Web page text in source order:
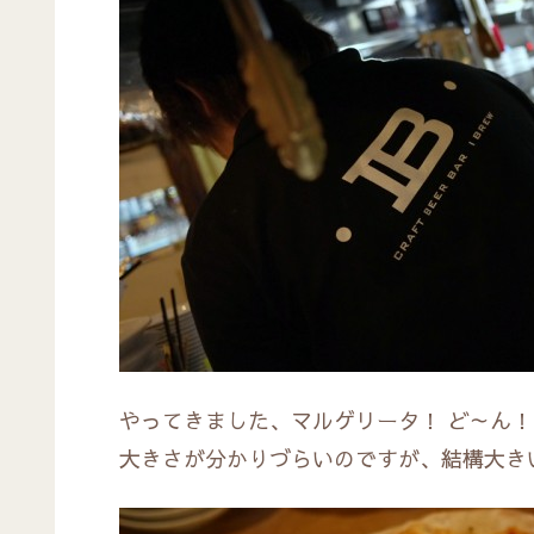
やってきました、マルゲリータ！ ど～ん！
大きさが分かりづらいのですが、結構大き